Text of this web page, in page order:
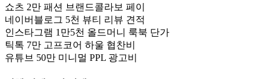
쇼츠 2만 패션 브랜드콜라보 페이
네이버블로그 5천 뷰티 리뷰 견적
인스타그램 1만5천 올드머니 룩북 단가
틱톡 7만 고프코어 하울 협찬비
유튜브 50만 미니멀 PPL 광고비